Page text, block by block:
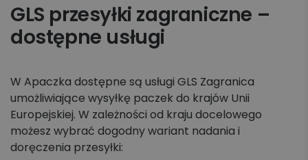
GLS przesyłki zagraniczne –
dostępne usługi
W Apaczka dostępne są usługi GLS Zagranica
umożliwiające wysyłkę paczek do krajów Unii
Europejskiej. W zależności od kraju docelowego
możesz wybrać dogodny wariant nadania i
doręczenia przesyłki: